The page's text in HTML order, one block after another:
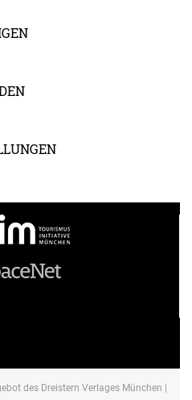
des Dreistern Verlages München |